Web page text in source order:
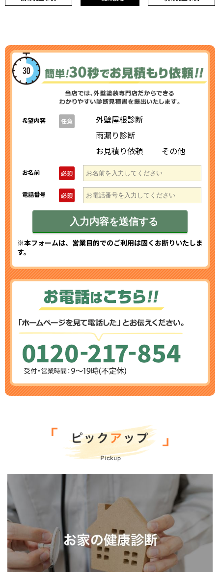
希望内容 任意
外壁屋根診断
雨漏り診断
お見積り依頼
その他
お名前 必須
電話番号 必須
※本フォームは、営業目的でのご利用は固くお断りいたしま
す。